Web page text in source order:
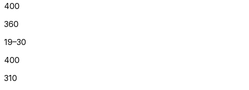
400
360
19–30
400
310